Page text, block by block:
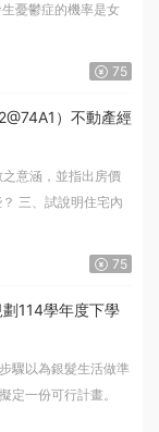
憂鬱症的機率是女
75
）不動產經
意涵，並指出房價
三、試說明住宅內
75
114學年度下學
驟以為銀髮生活做準
定一份可行計畫。